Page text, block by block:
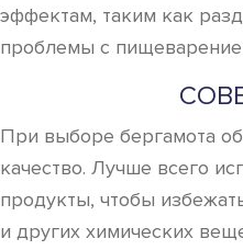
эффектам, таким как
проблемы с
При выборе бергамота
качество. Лучше всего
продукты, чтобы
и других химических